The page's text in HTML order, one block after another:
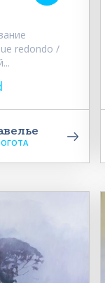
redondo /